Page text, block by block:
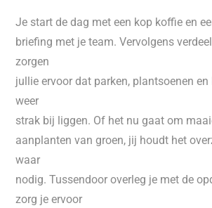
Je start de dag met een kop koffie en
briefing met je team. Vervolgens
zorgen
jullie ervoor dat parken, plantsoenen
weer
strak bij liggen. Of het nu gaat om
aanplanten van groen, jij houdt het
waar
nodig. Tussendoor overleg je met de
zorg je ervoor